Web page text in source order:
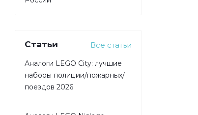
Статьи Все статьи
Аналоги LEGO City: лучшие
наборы полиции/пожарных/
поездов 2026